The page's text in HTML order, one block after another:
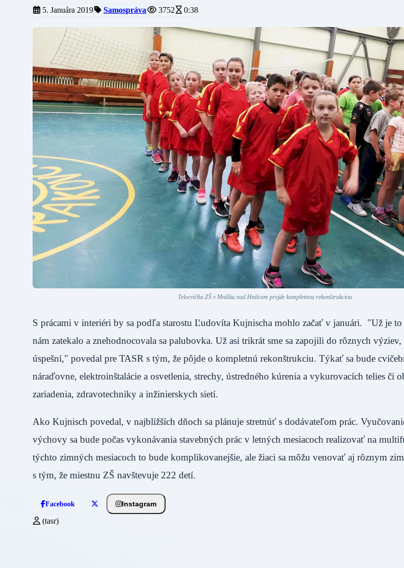
5. Januára 2019 Samospráva 3752 0:38
Telocvičňa ZŠ v Mníšku nad Hnilcom prejde kompletnou rekonštrukciou
S prácami v interiéri by sa podľa starostu Ľudovíta Kujnischa mohlo začať v januári. "Už je to
nám zatekalo a znehodnocovala sa palubovka. Už asi trikrát sme sa zapojili do rôznych
úspešní," povedal pre TASR s tým, že pôjde o kompletnú rekonštrukciu. Týkať sa bude
náraďovne, elektroinštalácie a osvetlenia, strechy, ústredného kúrenia a vykurovacích telies či
zariadenia, zdravotechniky a inžinierskych sietí.
Ako Kujnisch povedal, v najbližších dňoch sa plánuje stretnúť s dodávateľom prác.
výchovy sa bude počas vykonávania stavebných prác v letných mesiacoch realizovať na
týchto zimných mesiacoch to bude komplikovanejšie, ale žiaci sa môžu venovať aj rôznym
s tým, že miestnu ZŠ navštevuje 222 detí.
Facebook Instagram
(tasr)